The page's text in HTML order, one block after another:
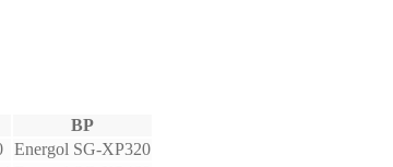
BP
Energol SG-XP320